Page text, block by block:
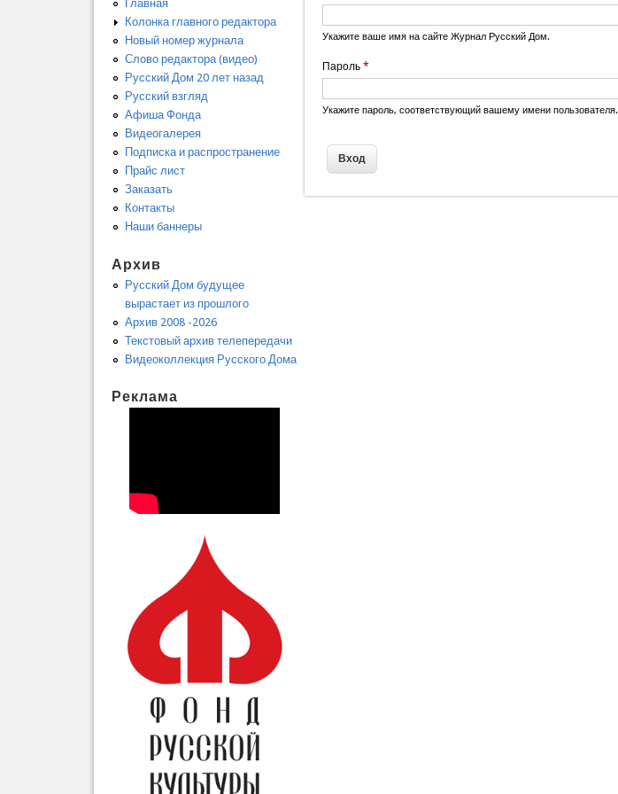
Укажите ваше имя на сайте Журнал Русский Дом.
Пароль*
Укажите пароль, соответствующий вашему имени пользователя.
Главная
Колонка главного редактора
Новый номер журнала
Слово редактора (видео)
Русский Дом 20 лет назад
Русский взгляд
Афиша Фонда
Видеогалерея
Подписка и распространение
Прайс лист
Заказать
Контакты
Наши баннеры
Архив
Русский Дом будущее
вырастает из прошлого
Архив 2008 -2026
Текстовый архив телепередачи
Видеоколлекция Русского Дома
Реклама